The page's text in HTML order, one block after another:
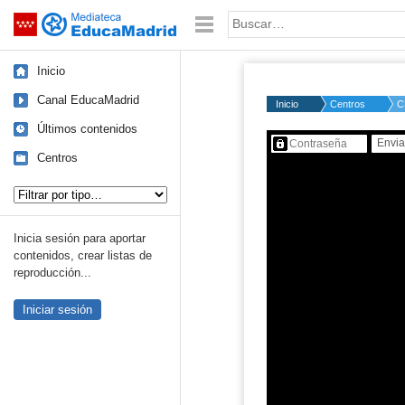
Saltar navegación Palabra o frase:
Inicio
Canal EducaMadrid
Últimos contenidos
Centros
Inicia sesión para aportar
contenidos, crear listas de
reproducción...
Iniciar sesión
Inicio Centros
Contenido protegido…